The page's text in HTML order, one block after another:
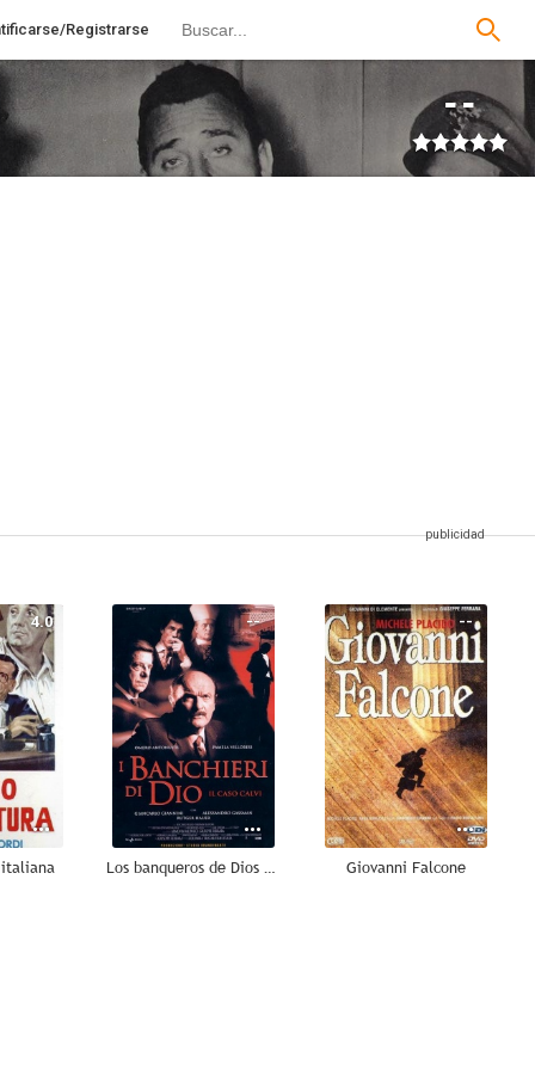
Registrarse
--
4.0 --
Los banqueros de Dios (El caso Calvi)
--
Giovanni Falcone